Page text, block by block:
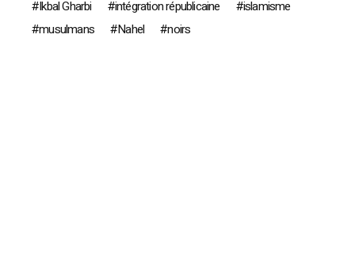
Ikbal Gharbi intégration républicaine
islamisme
musulmans
Nahel noirs